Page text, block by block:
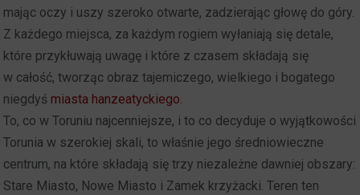
mając oczy i uszy szeroko otwarte, zadzierając głowę do góry.
Z każdego miejsca, za każdym rogiem wyłaniają się detale,
które przykłuwają uwagę i które z czasem składają się
w całość, tworząc obraz tajemiczego, wielkiego i bogatego
niegdyś miasta hanzeatyckiego.
To, co w Toruniu najcenniejsze, i to co decyduje o wyjątkowości
Torunia w szerokiej skali, to właśnie jego średniowieczne
centrum, na które składają się trzy niezależne dawniej obszary:
Stare Miasto, Nowe Miasto i Zamek krzyżacki. Teren ten